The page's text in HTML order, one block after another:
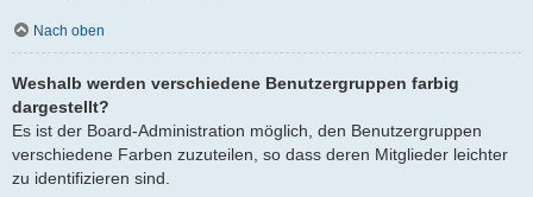
Nach oben
Weshalb werden verschiedene Benutzergruppen farbig
dargestellt?
Es ist der Board-Administration möglich, den Benutzergruppen
verschiedene Farben zuzuteilen, so dass deren Mitglieder leichter
zu identifizieren sind.